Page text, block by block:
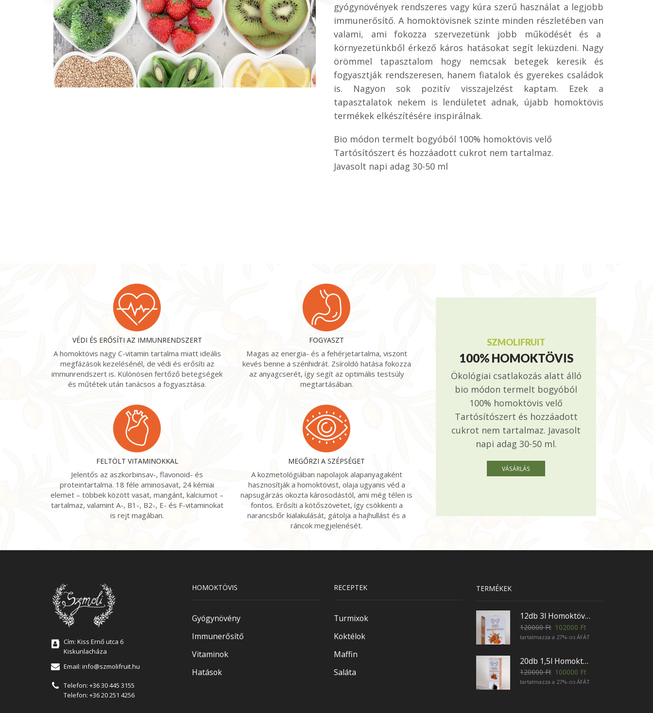
gyógynövények rendszeres vagy kúra szerű használat a legjobb
immunerősítő. A homoktövisnek szinte minden részletében van
valami, ami fokozza szervezetünk jobb működését és a
környezetünkből érkező káros hatásokat segít leküzdeni. Nagy
örömmel tapasztalom hogy nemcsak betegek keresik és
fogyasztják rendszeresen, hanem fiatalok és gyerekes családok
is. Nagyon sok pozitív visszajelzést kaptam. Ezek a
tapasztalatok nekem is lendületet adnak, újabb homoktövis
termékek elkészítésére inspirálnak.
Bio módon termelt bogyóból 100% homoktövis velő
Tartósítószert és hozzáadott cukrot nem tartalmaz.
Javasolt napi adag 30-50 ml
VÉDI ÉS ERŐSÍTI AZ IMMUNRENDSZERT
A homoktövis nagy C-vitamin tartalma miatt ideális
megfázások kezelésénél, de védi és erősíti az
immunrendszert is. Különösen fertőző betegségek
és műtétek után tanácsos a fogyasztása.
FOGYASZT
Magas az energia- és a fehérjetartalma, viszont
kevés benne a szénhidrát. Zsíroldó hatása fokozza
az anyagcserét, így segít az optimális testsúly
megtartásában.
FELTÖLT VITAMINOKKAL
Jelentős az aszkorbinsav-, flavonoid- és
proteintartalma. 18 féle aminosavat, 24 kémiai
elemet – többek között vasat, mangánt, kalciumot –
tartalmaz, valamint A-, B1-, B2-, E- és F-vitaminokat
is rejt magában.
MEGŐRZI A SZÉPSÉGET
A kozmetológiában napolajok alapanyagaként
hasznosítják a homoktövist, olaja ugyanis véd a
napsugárzás okozta károsodástól, ami még télen is
fontos. Erősíti a kötőszövetet, így csökkenti a
narancsbőr kialakulását, gátolja a hajhullást és a
ráncok megjelenését.
SZMOLIFRUIT
100% HOMOKTÖVIS
Ökológiai csatlakozás alatt álló
bio módon termelt bogyóból
100% homoktövis velő
Tartósítószert és hozzáadott
cukrot nem tartalmaz. Javasolt
napi adag 30-50 ml.
VÁSÁRLÁS
Cím: Kiss Ernő utca 6
Kiskunlacháza
Email: info@szmolifruit.hu
Telefon: +36 30 445 3155
Telefon: +36 20 251 4256
HOMOKTÖVIS
Gyógynövény
Immunerősítő
Vitaminok
Hatások
RECEPTEK
Turmixok
Koktélok
Maffin
Saláta
TERMÉKEK
12db 3l Homoktövisvelő
120000Ft 102000 Ft
tartalmazza a 27%-os ÁFÁT
20db 1,5l Homoktövisvelő
120000Ft 100000 Ft
tartalmazza a 27%-os ÁFÁT